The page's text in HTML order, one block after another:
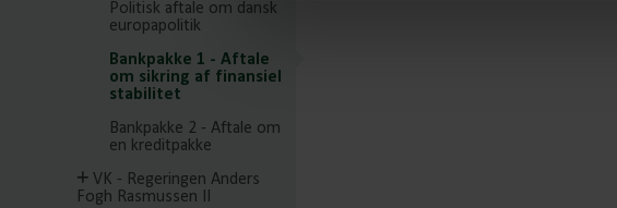
Politisk aftale om dansk
europapolitik
Bankpakke 1 - Aftale
om sikring af finansiel
stabilitet
Bankpakke 2 - Aftale om
en kreditpakke
Fogh Rasmussen II